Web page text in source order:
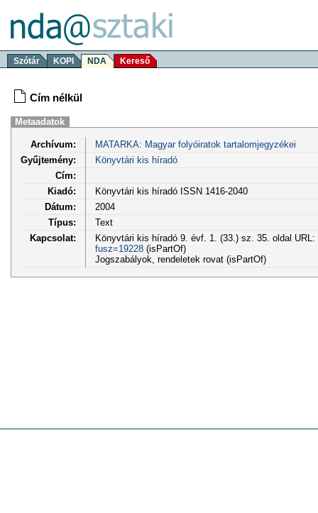
Szótár KOPI NDA Kereső
Cím nélkül
Metaadatok
Archívum:
MATARKA: Magyar folyóiratok tartalomjegyzékei
Gyűjtemény:
Könyvtári kis híradó
Cím:
Kiadó:
Könyvtári kis híradó ISSN 1416-2040
Dátum:
2004
Típus:
Text
Kapcsolat:
Könyvtári kis híradó 9. évf. 1. (33.) sz. 35. oldal URL:
fusz=19228(isPartOf)
Jogszabályok, rendeletek rovat (isPartOf)